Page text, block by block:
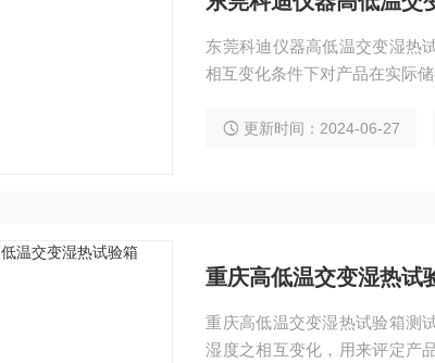
东莞科迪仪器高低温交变湿热
相互变化条件下对产品在实际
更新时间：2024-06-27
重庆高低温交变湿热试
重庆高低温交变湿热试验箱测
湿度之相互变化，用来评定产